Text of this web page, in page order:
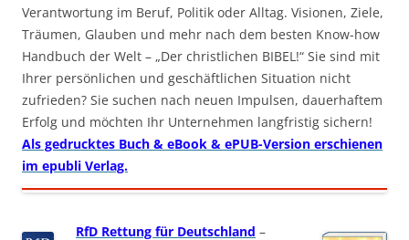
Verantwortung im Beruf, Politik oder Alltag. Visionen, Ziele,
Träumen, Glauben und mehr nach dem besten Know-how
Handbuch der Welt – „Der christlichen BIBEL!“ Sie sind mit
Ihrer persönlichen und geschäftlichen Situation nicht
zufrieden? Sie suchen nach neuen Impulsen, dauerhaftem
Erfolg und möchten Ihr Unternehmen langfristig sichern!
Als gedrucktes Buch & eBook & ePUB-Version erschienen
im epubli Verlag.
RfD Rettung für Deutschland –